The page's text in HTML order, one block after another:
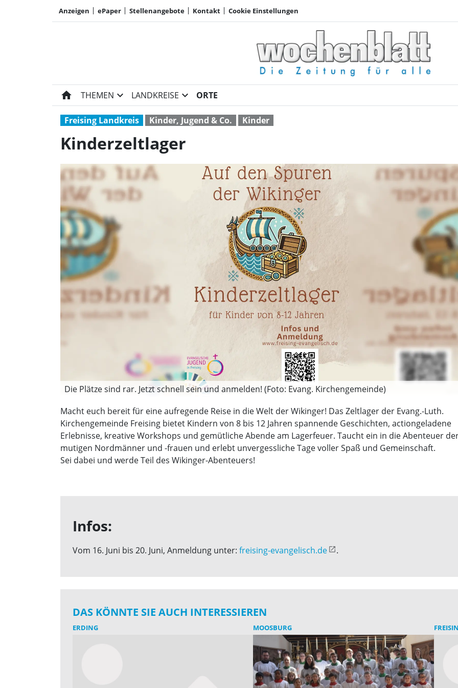
Anzeigen ePaper Stellenangebote Kontakt Cookie Einstellungen
Kinderzeltlager |
home THEMEN expand_more LANDKREISE expand_more ORTE
Freising Landkreis Kinder, Jugend & Co. Kinder
Kinderzeltlager
Die Plätze sind rar. Jetzt schnell sein und anmelden! (Foto: Evang. Kirchengemeinde)
Macht euch bereit für eine aufregende Reise in die Welt der Wikinger! Das Zeltlager der Evang.-Luth.
Kirchengemeinde Freising bietet Kindern von 8 bis 12 Jahren spannende Geschichten, actiongeladene
Erlebnisse, kreative Workshops und gemütliche Abende am Lagerfeuer. Taucht ein in die Abenteuer
mutigen Nordmänner und -frauen und erlebt unvergessliche Tage voller Spaß und Gemeinschaft.
Sei dabei und werde Teil des Wikinger-Abenteuers!
Infos:
Vom 16. Juni bis 20. Juni, Anmeldung unter: freising-evangelisch.de .
DAS KÖNNTE SIE AUCH INTERESSIEREN
ERDING MOOSBURG